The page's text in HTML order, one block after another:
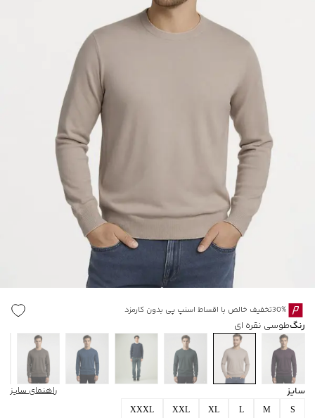
30%تخفیف خالص با اقساط اسنپ پی بدون کارمزد
رنگطوسی نقره ای
سایز
راهنمای سایز
S
M
L
XL
XXL
XXXL